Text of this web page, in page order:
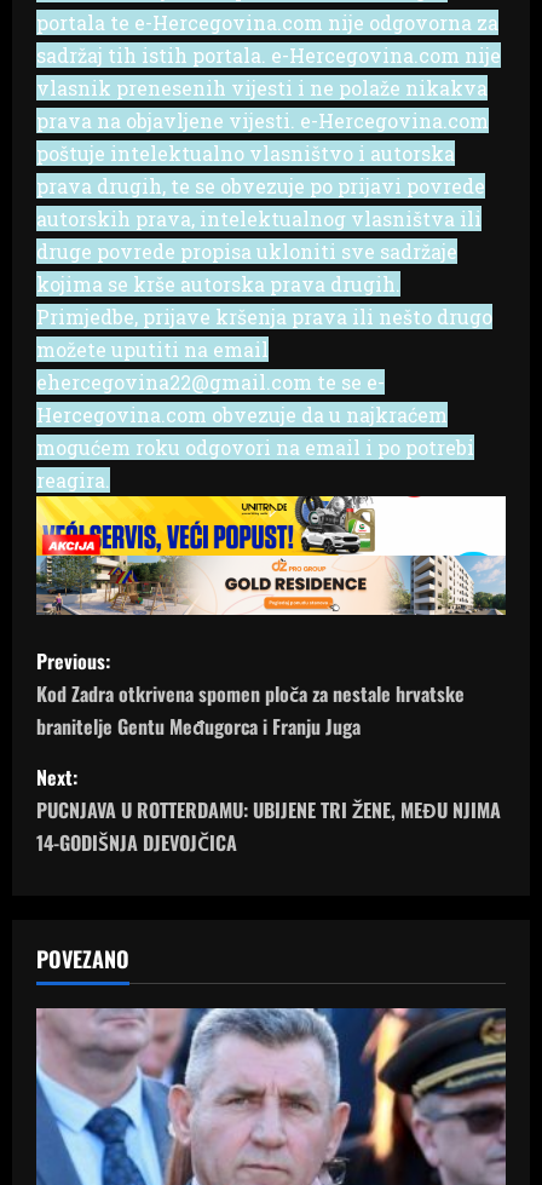
portala te e-Hercegovina.com nije odgovorna za
sadržaj tih istih portala. e-Hercegovina.com nije
vlasnik prenesenih vijesti i ne polaže nikakva
prava na objavljene vijesti. e-Hercegovina.com
poštuje intelektualno vlasništvo i autorska
prava drugih, te se obvezuje po prijavi povrede
autorskih prava, intelektualnog vlasništva ili
druge povrede propisa ukloniti sve sadržaje
kojima se krše autorska prava drugih.
Primjedbe, prijave kršenja prava ili nešto drugo
možete uputiti na email
ehercegovina22@gmail.com te se e-
Hercegovina.com obvezuje da u najkraćem
mogućem roku odgovori na email i po potrebi
reagira.
P
o
s
t
n
v
i
g
a
t
Previous:
Kod Zadra otkrivena spomen ploča za nestale hrvatske
branitelje Gentu Međugorca i Franju Juga
Next:
PUCNJAVA U ROTTERDAMU: UBIJENE TRI ŽENE, MEĐU NJIMA
14-GODIŠNJA DJEVOJČICA
POVEZANO